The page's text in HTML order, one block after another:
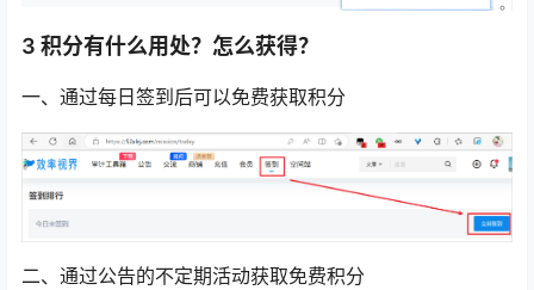
3 积分有什么用处？怎么获得？
一、通过每日签到后可以免费获取积分
二、通过公告的不定期活动获取免费积分